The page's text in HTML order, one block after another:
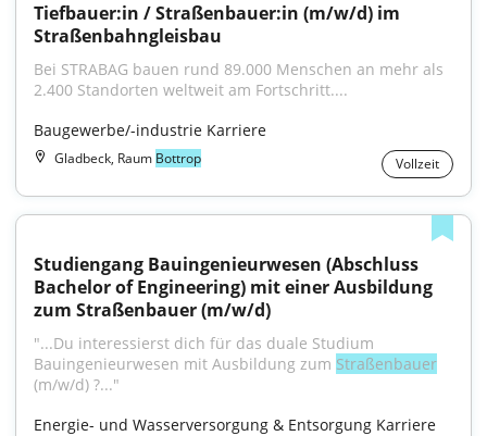
Tiefbauer:in / Straßenbauer:in (m/w/d) im
Straßenbahngleisbau
Bei STRABAG bauen rund 89.000 Menschen an mehr als
2.400 Standorten weltweit am Fortschritt....
Baugewerbe/-industrie Karriere
Gladbeck, Raum Bottrop Vollzeit
Studiengang Bauingenieurwesen (Abschluss
Bachelor of Engineering) mit einer Ausbildung
zum Straßenbauer (m/w/d)
"...Du interessierst dich für das duale Studium
Bauingenieurwesen mit Ausbildung zum Straßenbauer
(m/w/d) ?..."
Energie- und Wasserversorgung & Entsorgung Karriere